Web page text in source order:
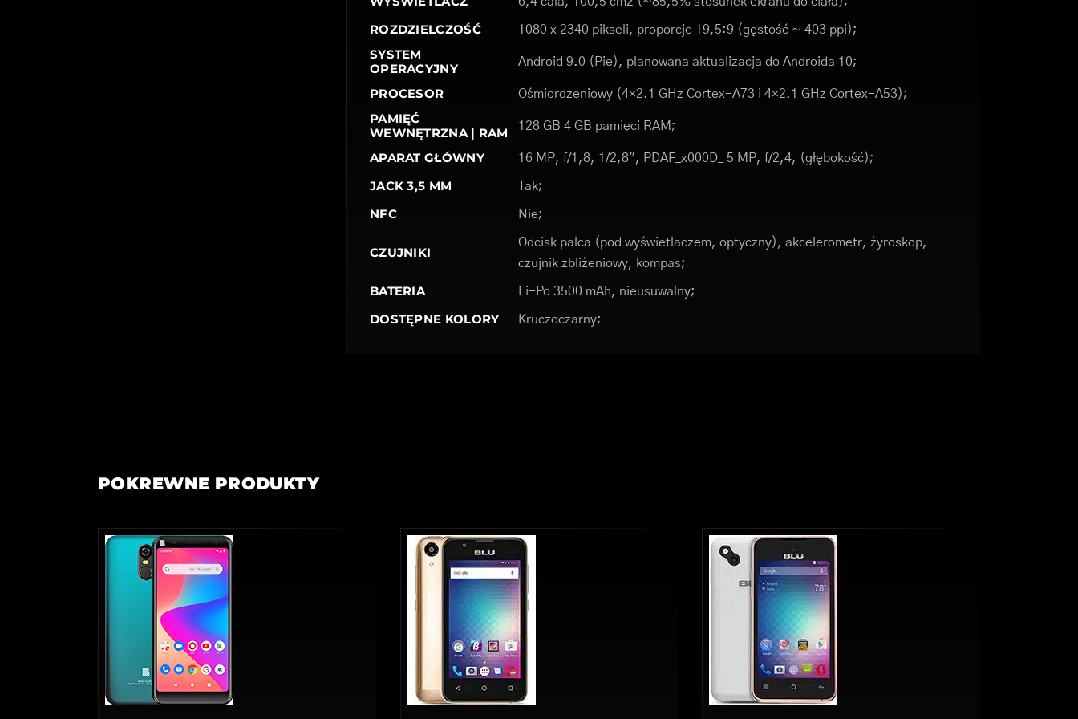
ROZDZIELCZOŚĆ 1080 x 2340 pikseli, proporcje 19,5:9 (gęstość ~ 403 ppi);
SYSTEM
OPERACYJNY
Android 9.0 (Pie), planowana aktualizacja do Androida 10;
PROCESOR Ośmiordzeniowy (4×2.1 GHz Cortex-A73 i 4×2.1 GHz Cortex-A53);
PAMIĘĆ
WEWNĘTRZNA | RAM
128 GB 4 GB pamięci RAM;
APARAT GŁÓWNY 16 MP, f/1,8, 1/2,8", PDAF_x000D_ 5 MP, f/2,4, (głębokość);
JACK 3,5 MM Tak;
NFC Nie;
CZUJNIKI
Odcisk palca (pod wyświetlaczem, optyczny), akcelerometr, żyroskop,
czujnik zbliżeniowy, kompas;
BATERIA Li-Po 3500 mAh, nieusuwalny;
DOSTĘPNE KOLORY Kruczoczarny;
POKREWNE PRODUKTY